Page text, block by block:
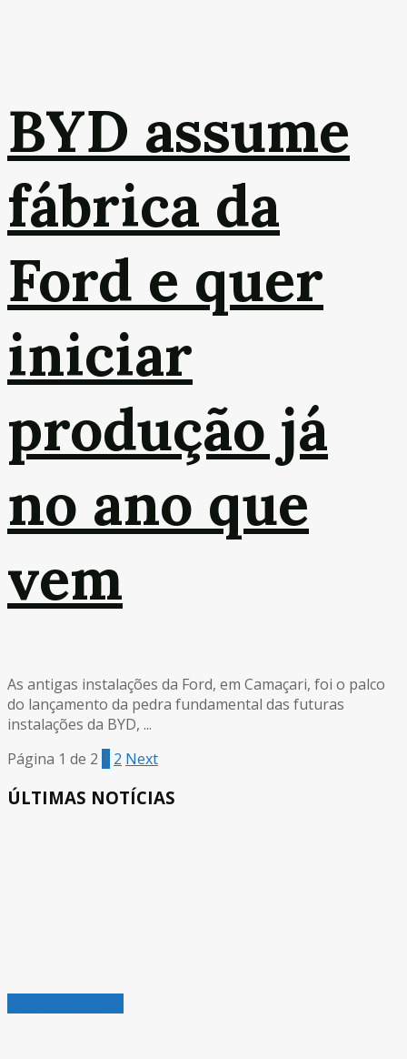
BYD assume
fábrica da
Ford e quer
iniciar
produção já
no ano que
vem
As antigas instalações da Ford, em Camaçari, foi o palco
do lançamento da pedra fundamental das futuras
instalações da BYD, ...
Página 1 de 2 1 2 Next
ÚLTIMAS NOTÍCIAS